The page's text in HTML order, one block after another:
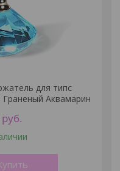
для типс
Аквамарин
руб.